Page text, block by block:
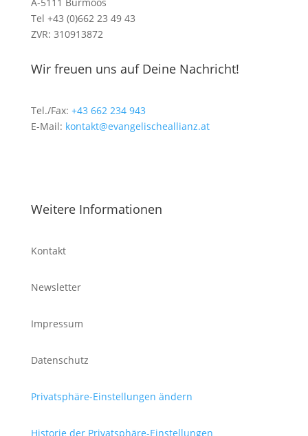
Tel +43 (0)662 23 49 43
ZVR: 310913872
Wir freuen uns auf Deine Nachricht!
Tel./Fax: +43 662 234 943
E-Mail: kontakt@evangelischeallianz.at
Weitere Informationen
Kontakt
Newsletter
Impressum
Datenschutz
Privatsphäre-Einstellungen ändern
Historie der Privatsphäre-Einstellungen